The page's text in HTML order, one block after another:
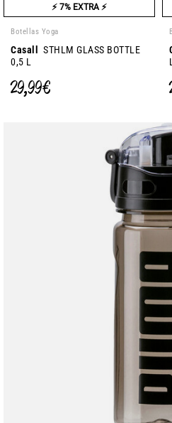
⚡ 7% EXTRA ⚡
Botellas Yoga
Casall
STHLM GLASS BOTTLE
0,5 L
29,99 €
L